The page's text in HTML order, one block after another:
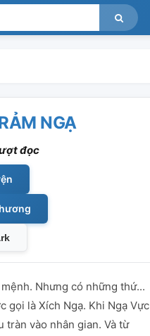
NGẠ
đọc
Nhưng có những thứ...
gọi là Xích Ngạ. Khi Ngạ Vực
tràn vào nhân gian. Và từ